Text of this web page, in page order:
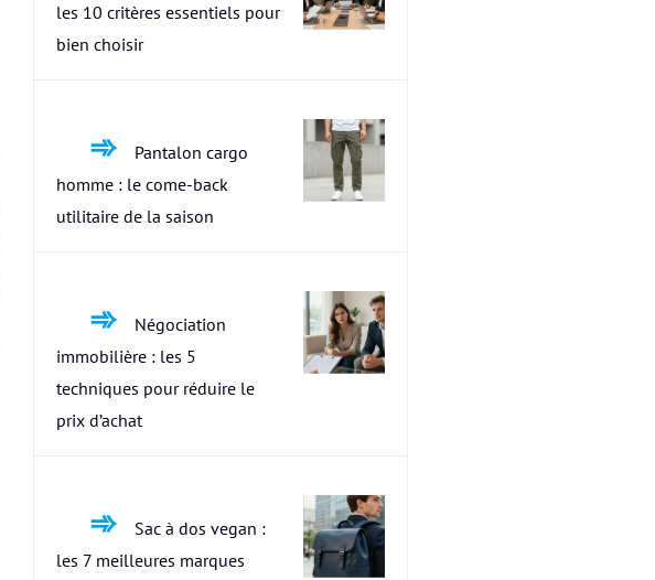
les 10 critères essentiels pour
bien choisir
Pantalon cargo
homme : le come-back
utilitaire de la saison
Négociation
immobilière : les 5
techniques pour réduire le
prix d’achat
Sac à dos vegan :
les 7 meilleures marques